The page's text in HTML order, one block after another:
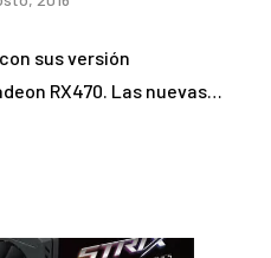
sus versión
RX470. Las nuevas…